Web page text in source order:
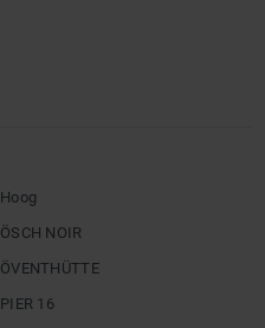
Hoog
ÖSCH NOIR
ÖVENTHÜTTE
PIER 16